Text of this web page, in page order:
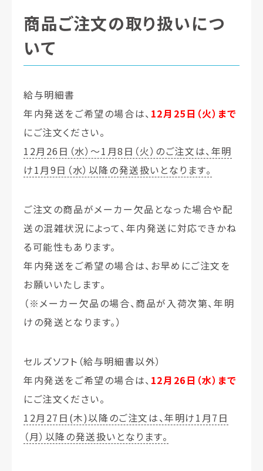
商品ご注文の取り扱いにつ
いて
給与明細書
年内発送をご希望の場合は、 12月25日（火）まで
にご注文ください。
12月26日（水）～1月8日（火）のご注文は、年明
け1月9日（水）以降の発送扱いとなります。
ご注文の商品がメーカー欠品となった場合や配
送の混雑状況によって、年内発送に対応できかね
る可能性もあります。
年内発送をご希望の場合は、お早めにご注文を
お願いいたします。
（※メーカー欠品の場合、商品が入荷次第、年明
けの発送となります。）
セルズソフト（給与明細書以外）
年内発送をご希望の場合は、 12月26日（水）まで
にご注文ください。
12月27日(木)以降のご注文は、年明け1月7日
（月）以降の発送扱いとなります。